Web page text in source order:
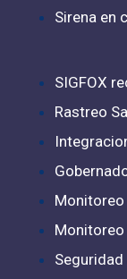
Sirena en
SIGFOX
Rastreo
Monitoreo